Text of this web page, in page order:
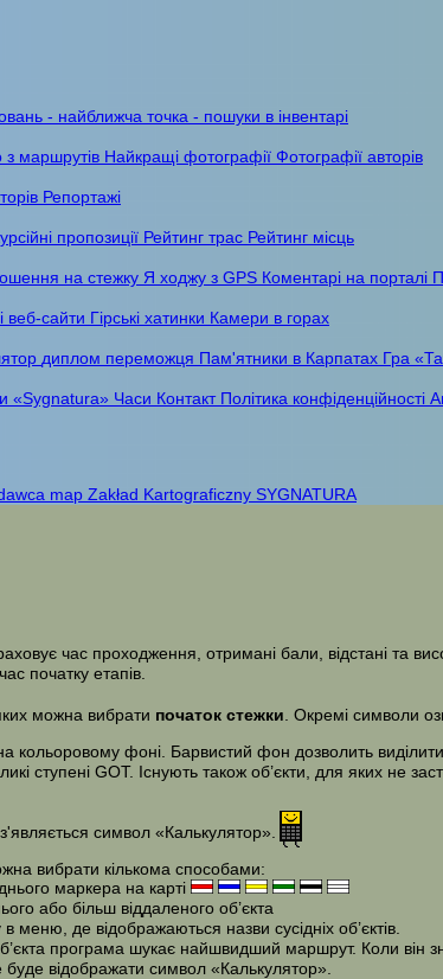
- найближча точка - пошуки в інвентарі
з маршрутів Найкращі фотографії Фотографії авторів
Репортажі
пропозиції Рейтинг трас Рейтинг місць
на стежку Я ходжу з GPS Коментарі на порталі
веб-сайти Гірські хатинки Камери в горах
диплом переможця Пам'ятники в Карпатах Гра
«Sygnatura» Часи Контакт Політика конфіденційності
час проходження, отримані бали, відстані та
початку етапів.
можна вибрати початок стежки . Окремі символи
кольоровому фоні. Барвистий фон дозволить
ступені GOT. Існують також об’єкти, для яких не
символ «Калькулятор».
вибрати кількома способами:
маркера на карті
або більш віддаленого об’єкта
меню, де відображаються назви сусідніх об’єктів.
програма шукає найшвидший маршрут. Коли він
відображати символ «Калькулятор».